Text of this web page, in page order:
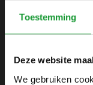
Toestemming
Deze website
We gebruiken